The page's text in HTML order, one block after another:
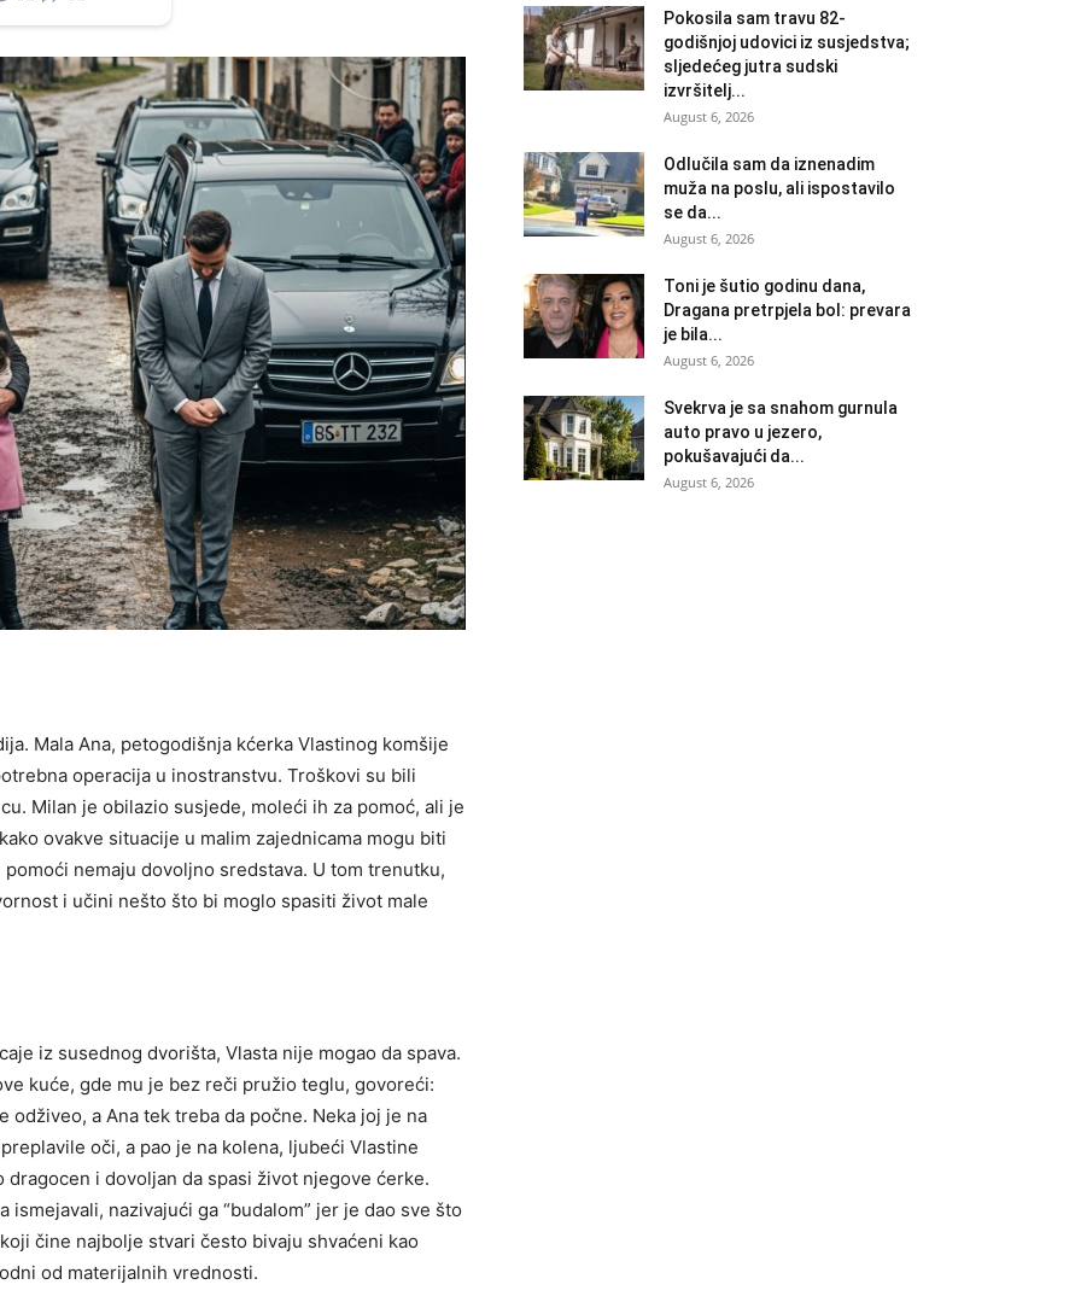
Mala Ana, petogodišnja kćerka Vlastinog komšije
operacija u inostranstvu. Troškovi su bili
Milan je obilazio susjede, moleći ih za pomoć, ali je
ovakve situacije u malim zajednicama mogu biti
nemaju dovoljno sredstava. U tom trenutku,
i učini nešto što bi moglo spasiti život male
iz susednog dvorišta, Vlasta nije mogao da spava.
kuće, gde mu je bez reči pružio teglu, govoreći:
odživeo, a Ana tek treba da počne. Neka joj je na
oči, a pao je na kolena, ljubeći Vlastine
i dovoljan da spasi život njegove ćerke.
nazivajući ga “budalom” jer je dao sve što
čine najbolje stvari često bivaju shvaćeni kao
od materijalnih vrednosti.
Pokosila sam travu 82-
godišnjoj udovici iz susjedstva;
sljedećeg jutra sudski
izvršitelj...
August 6, 2026
Odlučila sam da iznenadim
muža na poslu, ali ispostavilo
se da...
August 6, 2026
Toni je šutio godinu dana,
Dragana pretrpjela bol: prevara
je bila...
August 6, 2026
Svekrva je sa snahom gurnula
auto pravo u jezero,
pokušavajući da...
August 6, 2026